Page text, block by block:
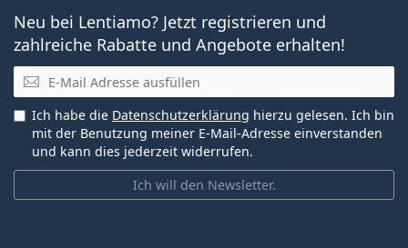
Neu bei Lentiamo? Jetzt registrieren und
zahlreiche Rabatte und Angebote erhalten!
E-Mail
Ich will den Newsletter.
Ich habe die Datenschutzerklärung hierzu gelesen. Ich bin
mit der Benutzung meiner E-Mail-Adresse einverstanden
und kann dies jederzeit widerrufen.